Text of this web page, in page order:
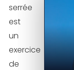
serrée
est
un
exercice
de